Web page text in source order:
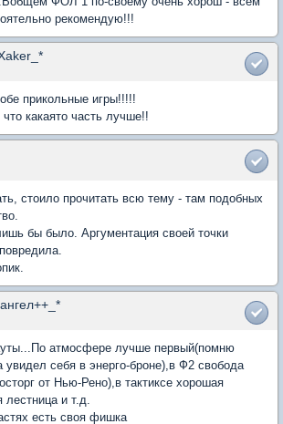
рекомендую!!!
прикольные игры!!!!!
какаято часть лучше!!
стоило прочитать всю тему - там подобных
бы было. Аргументация своей точки
атмосфере лучше первый(помню
увидел себя в энерго-броне),в Ф2 свобода
от Нью-Рено),в тактиксе хорошая
лестница и т.д.
есть своя фишка